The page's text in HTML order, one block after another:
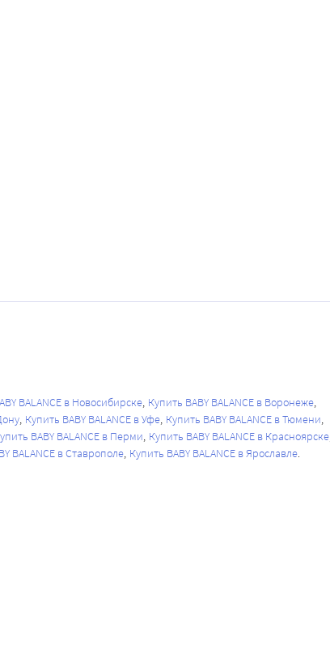
BALANCE в Новосибирске Купить BABY BALANCE в Воронеже
Купить BABY BALANCE в Уфе Купить BABY BALANCE в Тюмени
BABY BALANCE в Перми Купить BABY BALANCE в Красноярске
BALANCE в Ставрополе Купить BABY BALANCE в Ярославле